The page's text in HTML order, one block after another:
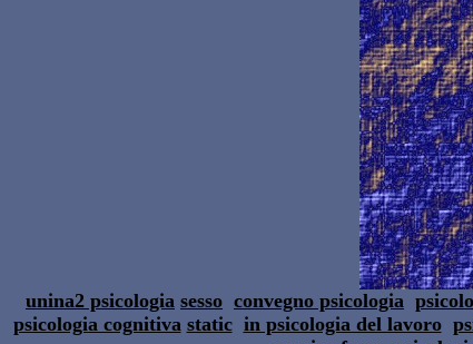
unina2 psicologia sesso convegno psicologia
psicologia cognitiva static in psicologia del lavoro